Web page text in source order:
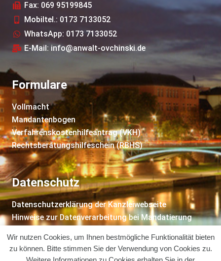
Fax: 069 95199845
Mobiltel.: 0173 7133052
WhatsApp: 0173 7133052
E-Mail: info@anwalt-ovchinski.de
Formulare
Vollmacht
Mandantenbogen
Verfahrenskostenhilfeantrag (VKH)
Rechtsberatungshilfeschein (RBHS)
Datenschutz
Datenschutzerklärung der Kanzleiwebseite
Hinweise zur Datenverarbeitung bei Mandatierung
Wir nutzen Cookies, um Ihnen bestmögliche Funktionalität bieten
zu können. Bitte stimmen Sie der Verwendung von Cookies zu.